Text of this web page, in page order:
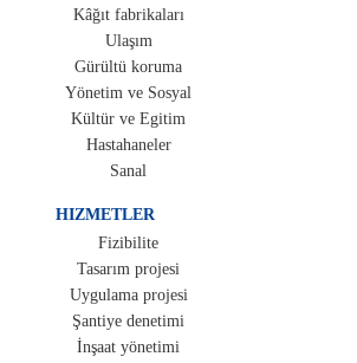
Kâğıt fabrikaları
Ulaşım
Gürültü koruma
Yönetim ve Sosyal
Kültür ve Egitim
Hastahaneler
Sanal
HIZMETLER
Fizibilite
Tasarım projesi
Uygulama projesi
Şantiye denetimi
İnşaat yönetimi